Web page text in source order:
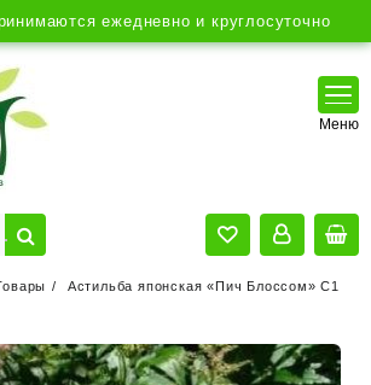
ежедневно и круглосуточно
Астильба японская «Пич Блоссом» С1